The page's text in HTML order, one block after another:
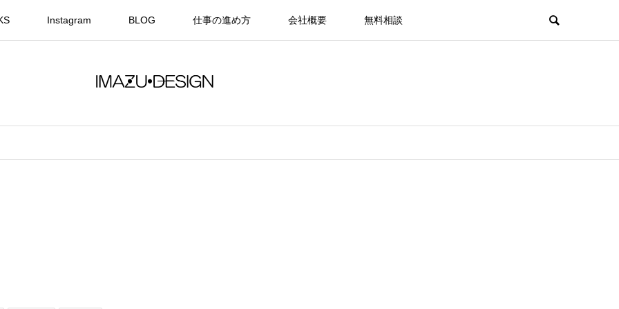
Instagram BLOG 仕事の進め方 会社概要 無料相談